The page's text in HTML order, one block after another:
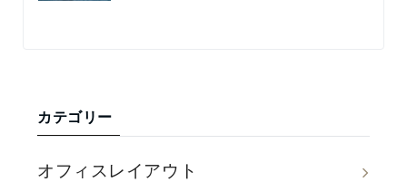
カテゴリー
オフィスレイアウト